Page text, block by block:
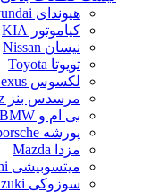
هیوندای Hyundai
کیاموتور KIA
نیسان Nissan
تویوتا Toyota
لکسوس Lexus
مرسدس بنز Benz
بی ام و BMW
پورشه porsche
مزدا Mazda
میتسوبیشی Mitsubishi
سوزوکی Suzuki